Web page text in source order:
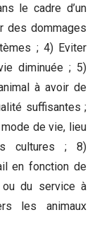
le cadre d’un
des dommages
; 4) Eviter
diminuée ; 5)
à avoir de
suffisantes ;
de vie, lieu
cultures ; 8)
en fonction de
du service à
les animaux